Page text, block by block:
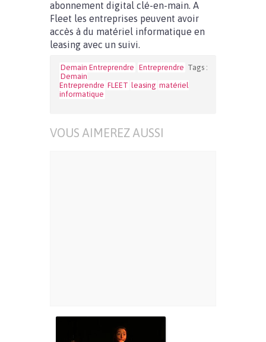
abonnement digital clé-en-main. A
Fleet les entreprises peuvent avoir
accès à du matériel informatique en
leasing avec un suivi.
Demain Entreprendre Entreprendre Tags :
Demain
Entreprendre FLEET leasing matériel
informatique
VOUS AIMEREZ AUSSI